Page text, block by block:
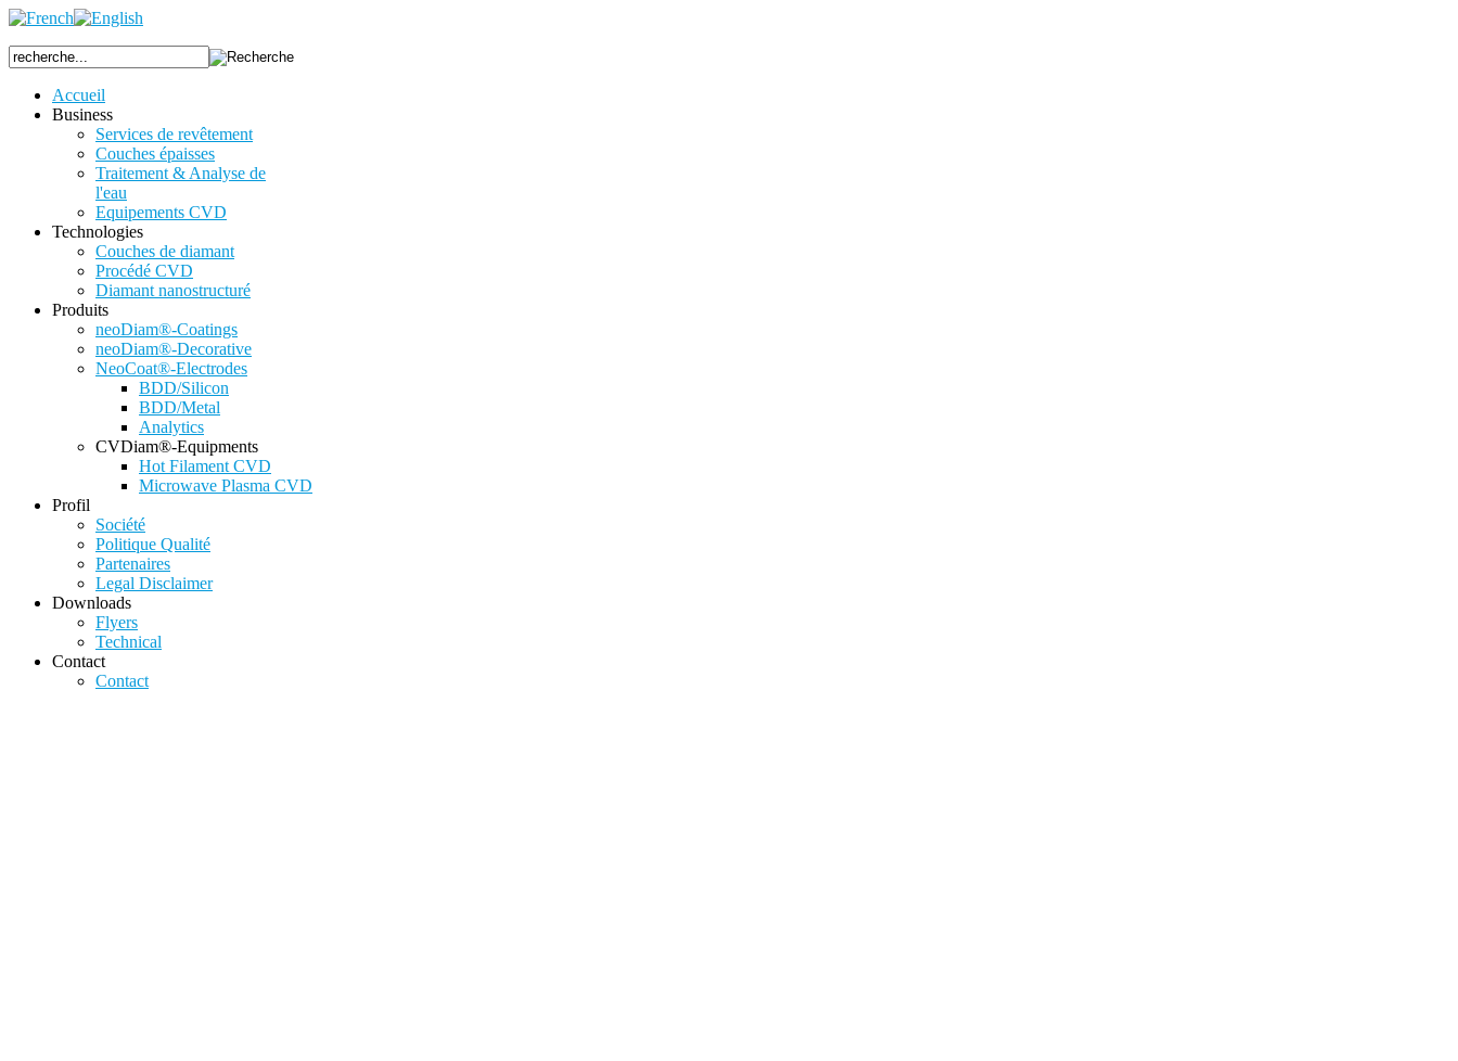
Accueil
Business
Services de revêtement
Couches épaisses
Traitement & Analyse de
l'eau
Equipements CVD
Technologies
Couches de diamant
Procédé CVD
Diamant nanostructuré
Produits
neoDiam®-Coatings
neoDiam®-Decorative
NeoCoat®-Electrodes
BDD/Silicon
BDD/Metal
Analytics
CVDiam®-Equipments
Hot Filament CVD
Microwave Plasma CVD
Profil
Société
Politique Qualité
Partenaires
Legal Disclaimer
Downloads
Flyers
Technical
Contact
Contact